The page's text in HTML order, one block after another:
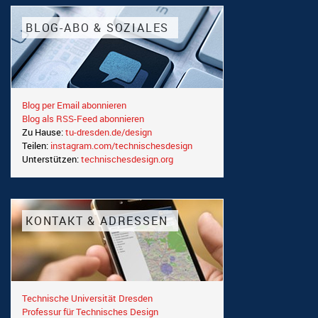
BLOG-ABO & SOZIALES
Blog per Email abonnieren
Blog als RSS-Feed abonnieren
Zu Hause:tu-dresden.de/design
Teilen: instagram.com/technischesdesign
Unterstützen:technischesdesign.org
KONTAKT & ADRESSEN
Technische Universität Dresden
Professur für Technisches Design